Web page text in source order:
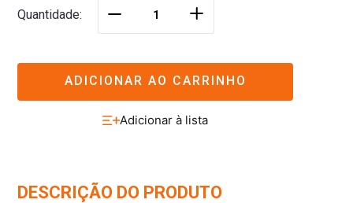
Quantidade ＋
ADICIONAR AO CARRINHO
DESCRIÇÃO DO PRODUTO